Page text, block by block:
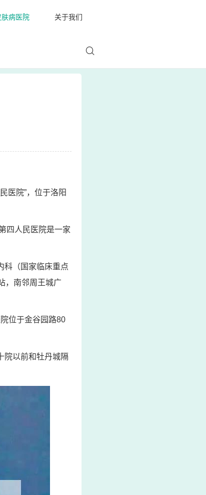
肤病医院 关于我们
医院”，位于洛阳
四人民医院是一家
科（国家临床重点
，南邻周王城广
位于金谷园路80
院以前和牡丹城隔